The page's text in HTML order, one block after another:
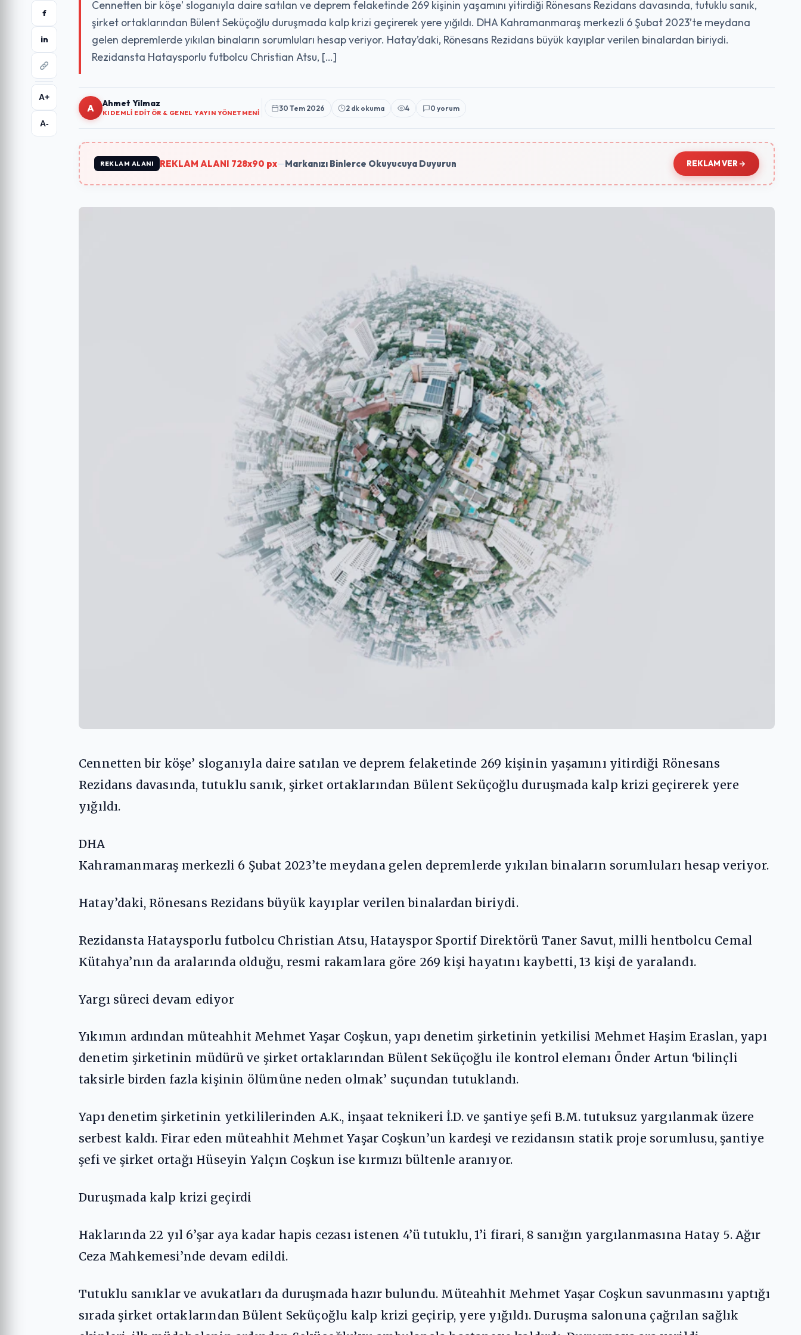
f
in
A+
A-
Cennetten bir köşe’ sloganıyla daire satılan ve deprem felaketinde 269 kişinin yaşamını yitirdiği Rönesans Rezidans davasında, tutuklu sanık,
şirket ortaklarından Bülent Seküçoğlu duruşmada kalp krizi geçirerek yere yığıldı. DHA Kahramanmaraş merkezli 6 Şubat 2023’te meydana
gelen depremlerde yıkılan binaların sorumluları hesap veriyor. Hatay’daki, Rönesans Rezidans büyük kayıplar verilen binalardan biriydi.
Rezidansta Hataysporlu futbolcu Christian Atsu, […]
A Ahmet Yilmaz
KIDEMLI EDITÖR & GENEL YAYIN YÖNETMENI
30 Tem 2026 2 dk okuma 4 0 yorum
REKLAM ALANI REKLAM ALANI 728x90 px—Markanızı Binlerce Okuyucuya Duyurun REKLAM VER
Cennetten bir köşe’ sloganıyla daire satılan ve deprem felaketinde 269 kişinin yaşamını yitirdiği Rönesans
Rezidans davasında, tutuklu sanık, şirket ortaklarından Bülent Seküçoğlu duruşmada kalp krizi geçirerek yere
yığıldı.
DHA
Kahramanmaraş merkezli 6 Şubat 2023’te meydana gelen depremlerde yıkılan binaların sorumluları hesap veriyor.
Hatay’daki, Rönesans Rezidans büyük kayıplar verilen binalardan biriydi.
Rezidansta Hataysporlu futbolcu Christian Atsu, Hatayspor Sportif Direktörü Taner Savut, milli hentbolcu Cemal
Kütahya’nın da aralarında olduğu, resmi rakamlara göre 269 kişi hayatını kaybetti, 13 kişi de yaralandı.
Yargı süreci devam ediyor
Yıkımın ardından müteahhit Mehmet Yaşar Coşkun, yapı denetim şirketinin yetkilisi Mehmet Haşim Eraslan, yapı
denetim şirketinin müdürü ve şirket ortaklarından Bülent Seküçoğlu ile kontrol elemanı Önder Artun ‘bilinçli
taksirle birden fazla kişinin ölümüne neden olmak’ suçundan tutuklandı.
Yapı denetim şirketinin yetkililerinden A.K., inşaat teknikeri İ.D. ve şantiye şefi B.M. tutuksuz yargılanmak üzere
serbest kaldı. Firar eden müteahhit Mehmet Yaşar Coşkun’un kardeşi ve rezidansın statik proje sorumlusu, şantiye
şefi ve şirket ortağı Hüseyin Yalçın Coşkun ise kırmızı bültenle aranıyor.
Duruşmada kalp krizi geçirdi
Haklarında 22 yıl 6’şar aya kadar hapis cezası istenen 4’ü tutuklu, 1’i firari, 8 sanığın yargılanmasına Hatay 5. Ağır
Ceza Mahkemesi’nde devam edildi.
Tutuklu sanıklar ve avukatları da duruşmada hazır bulundu. Müteahhit Mehmet Yaşar Coşkun savunmasını yaptığı
sırada şirket ortaklarından Bülent Seküçoğlu kalp krizi geçirip, yere yığıldı. Duruşma salonuna çağrılan sağlık